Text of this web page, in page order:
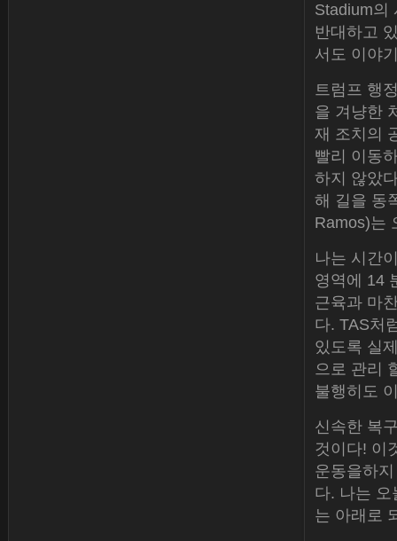
Stadium의
반대하고
서도 이야
트럼프 행
을 겨냥한
재 조치의
빨리 이동
하지 않았
해 길을 동
Ramos)는
나는 시간
영역에 14
근육과 마
다. TAS처
있도록 실
으로 관리
불행히도
신속한 복
것이다! 이
운동을하
다. 나는
는 아래로